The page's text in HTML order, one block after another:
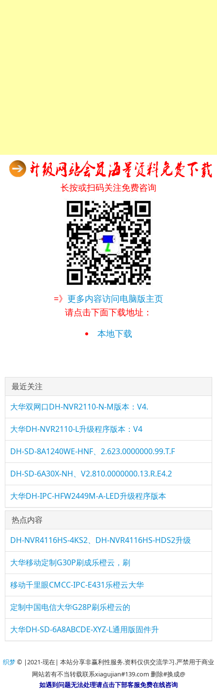
长按或扫码关注免费咨询
=》 更多内容访问电脑版主页
请点击下面下载地址：
本地下载
最近关注
大华双网口DH-NVR2110-N-M版本：V4.
大华DH-NVR2110-L升级程序版本：V4
DH-SD-8A1240WE-HNF、2.623.0000000.99.T.F
DH-SD-6A30X-NH、V2.810.0000000.13.R.E4.2
大华DH-IPC-HFW2449M-A-LED升级程序版本
热点内容
DH-NVR4116HS-4KS2、DH-NVR4116HS-HDS2升级
大华移动定制G30P刷成乐橙云，刷
移动千里眼CMCC-IPC-E431乐橙云大华
定制中国电信大华G28P刷乐橙云的
大华DH-SD-6A8ABCDE-XYZ-L通用版固件升
织梦© |2021-现在| 本站分享非赢利性服务.资料仅供交流学习.严禁用于商业
网站若有不当转载联系xiagujian#139.com 删除#换成@
如遇到问题无法处理请点击下部客服免费在线咨询